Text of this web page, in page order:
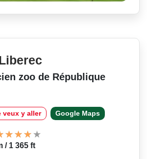
zoo de République
veux y aller Google Maps
/ 1 365 ft